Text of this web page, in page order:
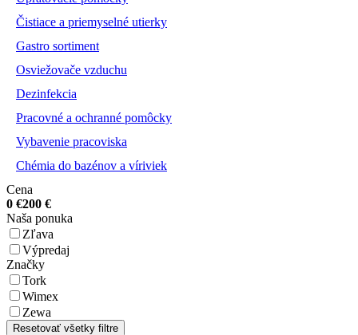
Čistiace a priemyselné utierky
Gastro sortiment
Osviežovače vzduchu
Dezinfekcia
Pracovné a ochranné pomôcky
Vybavenie pracoviska
Chémia do bazénov a víriviek
Cena
0 €200 €
Naša ponuka
Zľava
Výpredaj
Značky
Tork
Wimex
Zewa
Resetovať všetky filtre